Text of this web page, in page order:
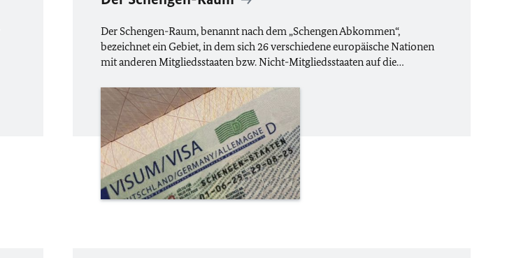
Der Schengen-Raum, benannt nach dem „Schengen Abkommen“,
bezeichnet ein Gebiet, in dem sich 26 verschiedene europäische Nationen
mit anderen Mitgliedsstaaten bzw. Nicht-Mitgliedsstaaten auf die…